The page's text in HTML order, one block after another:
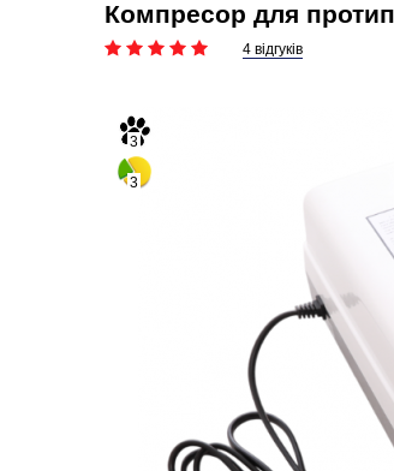
Компресор для
4 відгуків
3
3